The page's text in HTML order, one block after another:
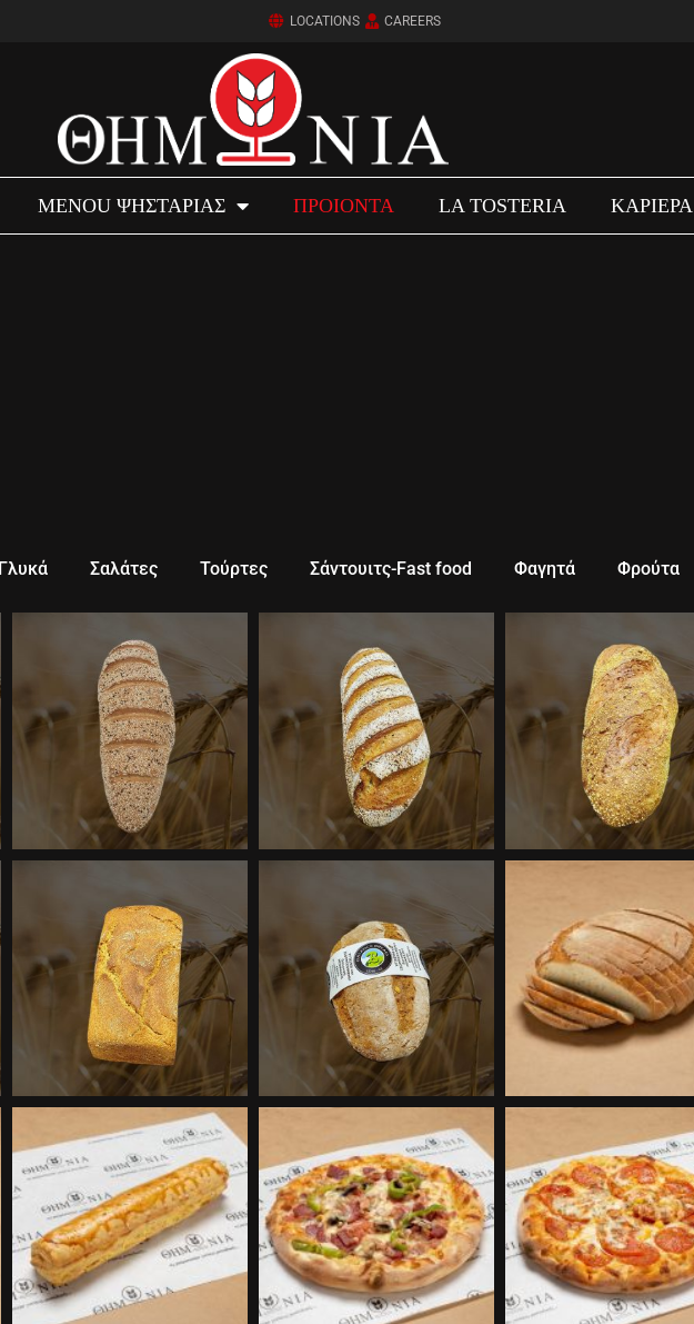
LOCATIONS CAREERS
MENOU ΨΗΣΤΑΡΙΑΣ ΠΡΟΙΟΝΤΑ LA TOSTERIA ΚΑΡΙΕΡΑ
Γλυκά Σαλάτες Τούρτες Σάντουιτς-Fast food Φαγητά Φρούτα